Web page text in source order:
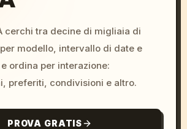
cerchi tra decine di migliaia di
modello, intervallo di date e
ordina per interazione:
preferiti, condivisioni e altro.
PROVA GRATIS